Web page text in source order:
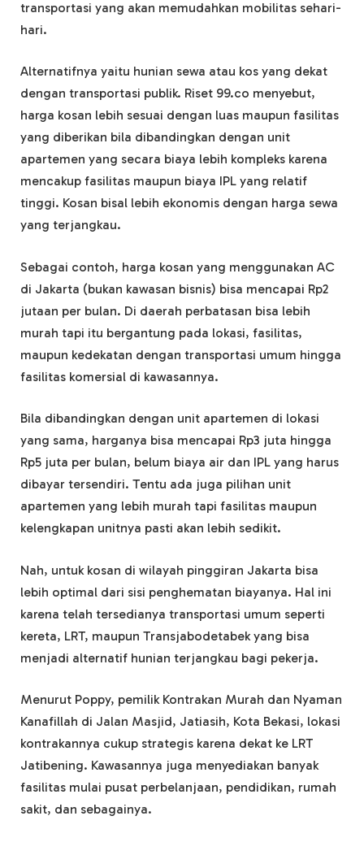
transportasi yang akan memudahkan mobilitas sehari-
hari.
Alternatifnya yaitu hunian sewa atau kos yang dekat
dengan transportasi publik. Riset 99.co menyebut,
harga kosan lebih sesuai dengan luas maupun fasilitas
yang diberikan bila dibandingkan dengan unit
apartemen yang secara biaya lebih kompleks karena
mencakup fasilitas maupun biaya IPL yang relatif
tinggi. Kosan bisal lebih ekonomis dengan harga sewa
yang terjangkau.
Sebagai contoh, harga kosan yang menggunakan AC
di Jakarta (bukan kawasan bisnis) bisa mencapai Rp2
jutaan per bulan. Di daerah perbatasan bisa lebih
murah tapi itu bergantung pada lokasi, fasilitas,
maupun kedekatan dengan transportasi umum hingga
fasilitas komersial di kawasannya.
Bila dibandingkan dengan unit apartemen di lokasi
yang sama, harganya bisa mencapai Rp3 juta hingga
Rp5 juta per bulan, belum biaya air dan IPL yang harus
dibayar tersendiri. Tentu ada juga pilihan unit
apartemen yang lebih murah tapi fasilitas maupun
kelengkapan unitnya pasti akan lebih sedikit.
Nah, untuk kosan di wilayah pinggiran Jakarta bisa
lebih optimal dari sisi penghematan biayanya. Hal ini
karena telah tersedianya transportasi umum seperti
kereta, LRT, maupun Transjabodetabek yang bisa
menjadi alternatif hunian terjangkau bagi pekerja.
Menurut Poppy, pemilik Kontrakan Murah dan Nyaman
Kanafillah di Jalan Masjid, Jatiasih, Kota Bekasi, lokasi
kontrakannya cukup strategis karena dekat ke LRT
Jatibening. Kawasannya juga menyediakan banyak
fasilitas mulai pusat perbelanjaan, pendidikan, rumah
sakit, dan sebagainya.